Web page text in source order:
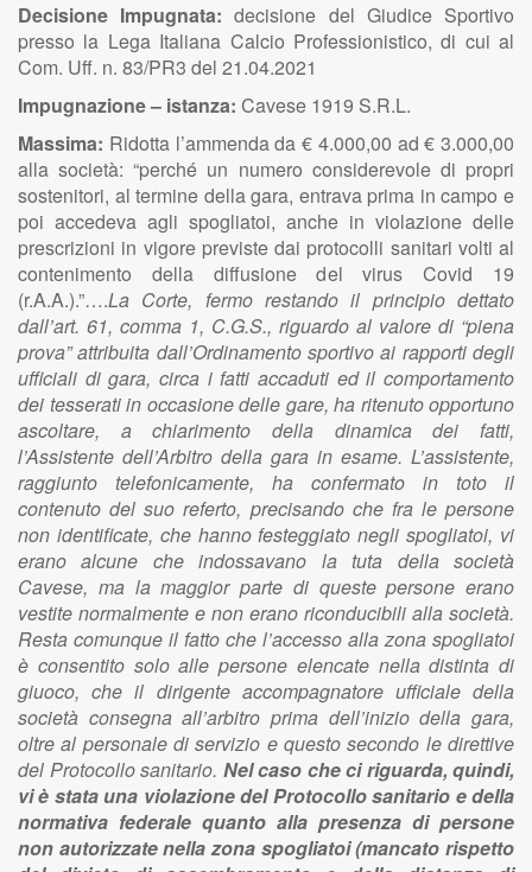
Decisione Impugnata:decisione del Giudice Sportivo
presso la Lega Italiana Calcio Professionistico, di cui al
Com. Uff. n. 83/PR3 del 21.04.2021
Impugnazione – istanza: Cavese 1919 S.R.L.
Massima: Ridotta l’ammenda da € 4.000,00 ad € 3.000,00
alla società: “perché un numero considerevole di propri
sostenitori, al termine della gara, entrava prima in campo e
poi accedeva agli spogliatoi, anche in violazione delle
prescrizioni in vigore previste dai protocolli sanitari volti al
contenimento della diffusione del virus Covid 19
(r.A.A.).”….La Corte, fermo restando il principio dettato
dall’art. 61, comma 1, C.G.S., riguardo al valore di “piena
prova” attribuita dall’Ordinamento sportivo ai rapporti degli
ufficiali di gara, circa i fatti accaduti ed il comportamento
dei tesserati in occasione delle gare, ha ritenuto opportuno
ascoltare, a chiarimento della dinamica dei fatti,
l’Assistente dell’Arbitro della gara in esame. L’assistente,
raggiunto telefonicamente, ha confermato in toto il
contenuto del suo referto, precisando che fra le persone
non identificate, che hanno festeggiato negli spogliatoi, vi
erano alcune che indossavano la tuta della società
Cavese, ma la maggior parte di queste persone erano
vestite normalmente e non erano riconducibili alla società.
Resta comunque il fatto che l’accesso alla zona spogliatoi
è consentito solo alle persone elencate nella distinta di
giuoco, che il dirigente accompagnatore ufficiale della
società consegna all’arbitro prima dell’inizio della gara,
oltre al personale di servizio e questo secondo le direttive
del Protocollo sanitario. Nel caso che ci riguarda, quindi,
vi è stata una violazione del Protocollo sanitario e della
normativa federale quanto alla presenza di persone
non autorizzate nella zona spogliatoi (mancato rispetto